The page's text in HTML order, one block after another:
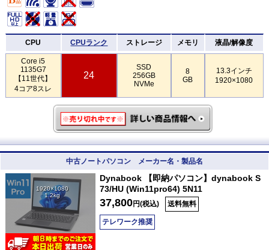
CPU CPUランク ストレージ メモリ 液晶/解像度
Core i5
1135G7
【11世代】
4コア8スレ
24
SSD
256GB
NVMe
8
GB
13.3インチ
1920×1080
中古ノートパソコン メーカー名・製品名
1920×1080
1.2kg
Dynabook 【即納パソコン】dynabook S
73/HU (Win11pro64) 5N11
37,800円(税込) 送料無料
テレワーク推奨